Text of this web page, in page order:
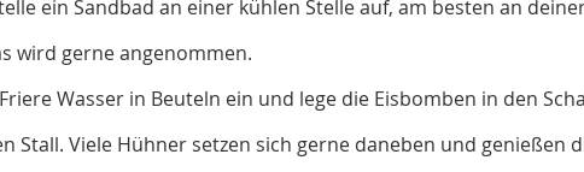
ein Sandbad an einer kühlen Stelle auf, am besten an
wird gerne angenommen.
Wasser in Beuteln ein und lege die Eisbomben in den
Stall. Viele Hühner setzen sich gerne daneben und genießen